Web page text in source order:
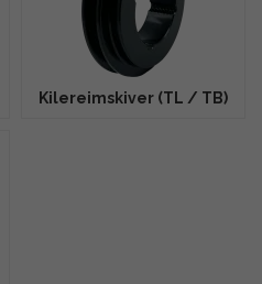
Kilereimskiver (TL / TB)